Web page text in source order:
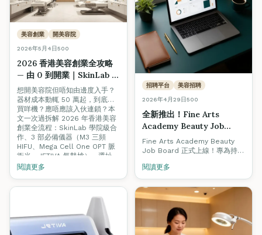
美容創業 開美容院
2026年5月4日500
2026 香港美容創業全攻略
— 由 0 到開業｜SkinLab 器
材合作、3 部必備機、選址
（附 5 月 18 日 Open Day
報名）
想開美容院但唔知由邊度入手？
器材成本動輒 50 萬起，到底要
買咩機？應唔應該入伙連鎖？本
文一次過拆解 2026 年香港美容
創業全流程：SkinLab 學院級合
作、3 部必備儀器（M3 三頻
HIFU、Mega Cell One OPT 脈
衝光、JETIVA 氣墊槍）、選址、
客源建立。5/18 Open Day 報名
閱讀更多
招聘平台 美容招聘
2026年4月29日500
全新推出！Fine Arts
Academy Beauty Job
Board 正式上線 — 2026 香
港美容招聘指南 + 求職必備
資格全攻略
Fine Arts Academy Beauty
Job Board 正式上線！專為持有
優質僱主而設。本文同步附上
2026 香港美容招聘熱門關鍵
字、入職資格、薪酬範圍與職涯
升級全攻略。
閱讀更多